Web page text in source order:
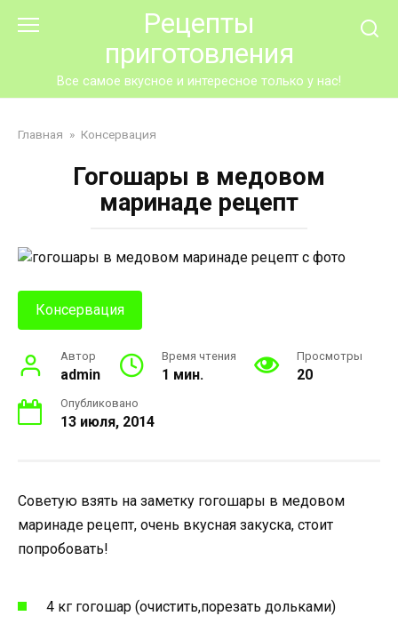
Рецепты
приготовления
Все самое вкусное и интересное только у нас!
Главная » Консервация
Гогошары в медовом
маринаде рецепт
Консервация
Автор
admin
Время чтения
1 мин.
Просмотры
20
Опубликовано
13 июля, 2014
Советую взять на заметку гогошары в медовом
маринаде рецепт, очень вкусная закуска, стоит
попробовать!
4 кг гогошар (очистить,порезать дольками)